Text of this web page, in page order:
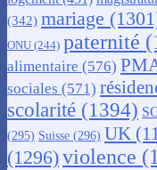
(342) mariage
ONU (244) paternité
alimentaire (576)
sociales (571)
scolarité (1394)
(295) Suisse (296) UK
(1296)violence